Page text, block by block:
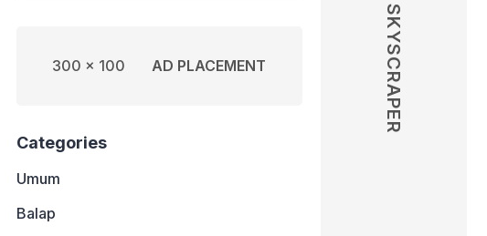
SKYSCRAPER
300 x 100 AD PLACEMENT
Categories
Umum
Balap